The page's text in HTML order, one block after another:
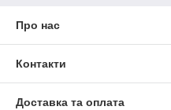
Про нас
Контакти
Доставка та оплата